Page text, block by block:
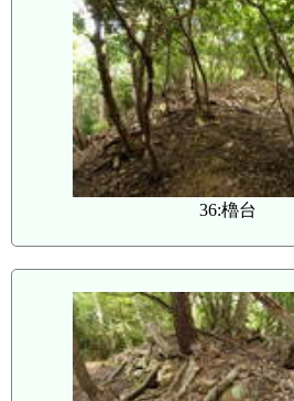
36:櫓台